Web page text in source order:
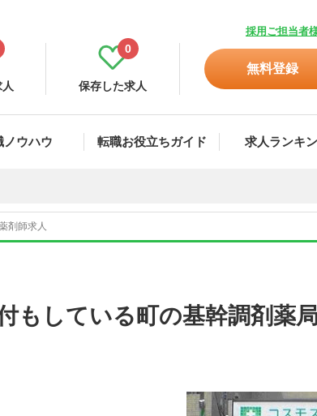
採用ご担当者
保存した求人
0
無料登録
ノウハウ 転職お役立ちガイド 求人ランキ
剤師求人
もしている町の基幹調剤薬